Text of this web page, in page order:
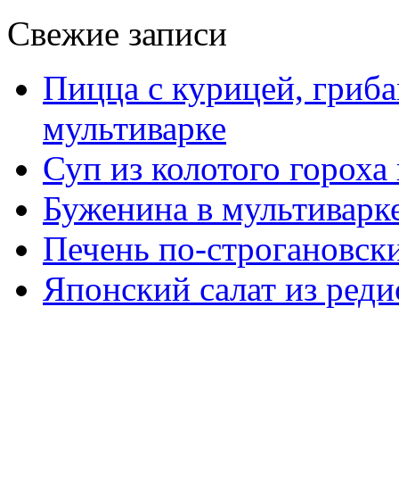
Свежие записи
Пицца с курицей,
мультиварке
Суп из колотого
Буженина в
Печень по-
Японский салат из